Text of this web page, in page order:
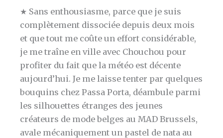
★ Sans enthousiasme, parce que je suis
complètement dissociée depuis deux mois
et que tout me coûte un effort considérable,
je me traîne en ville avec Chouchou pour
profiter du fait que la météo est décente
aujourd’hui. Je me laisse tenter par quelques
bouquins chez Passa Porta, déambule parmi
les silhouettes étranges des jeunes
créateurs de mode belges au MAD Brussels,
avale mécaniquement un pastel de nata au